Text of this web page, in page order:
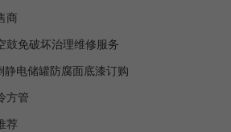
商
鼓免破坏治理维修服务
电储罐防腐面底漆订购
方管
荐